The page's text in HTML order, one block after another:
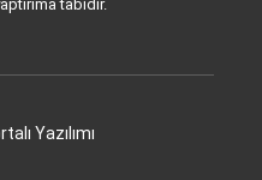
tabidir.
Yazılımı